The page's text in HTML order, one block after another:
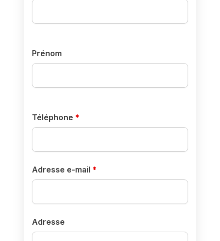
Prénom
Téléphone *
Adresse e-mail *
Adresse